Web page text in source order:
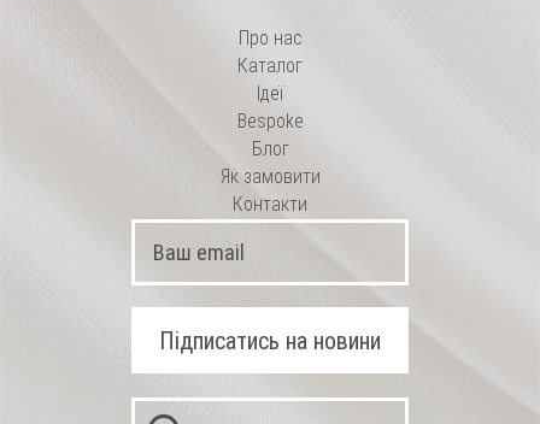
Про нас
Каталог
Ідеї
Bespoke
Блог
Як замовити
Контакти